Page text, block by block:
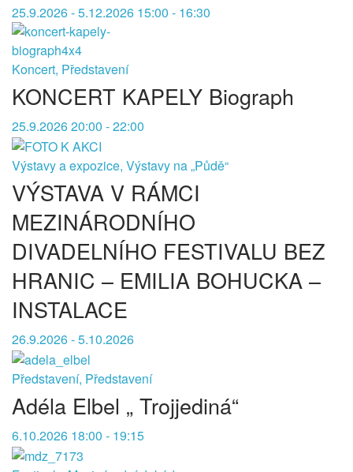
25.9.2026 - 5.12.2026 15:00 - 16:30
Koncert, Představení
KONCERT KAPELY Biograph
25.9.2026 20:00 - 22:00
Výstavy a expozice, Výstavy na „Půdě“
VÝSTAVA V RÁMCI
MEZINÁRODNÍHO
DIVADELNÍHO FESTIVALU BEZ
HRANIC – EMILIA BOHUCKA –
INSTALACE
26.9.2026 - 5.10.2026
Představení, Představení
Adéla Elbel „ Trojjediná“
6.10.2026 18:00 - 19:15